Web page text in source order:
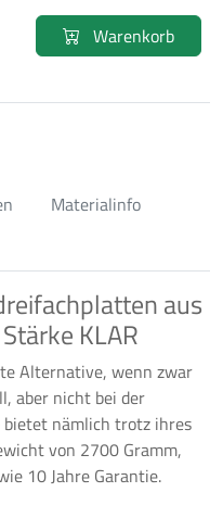
Warenkorb
Materialinfo
aus
KLAR
Alternative, wenn zwar
aber nicht bei der
nämlich trotz ihres
von 2700 Gramm,
10 Jahre Garantie.